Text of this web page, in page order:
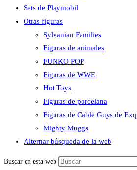
Sets de Playmobil
Otras figuras
Sylvanian Families
Figuras de animales
FUNKO POP
Figuras de WWE
Hot Toys
Figuras de porcelana
Figuras de Cable Guys de
Mighty Muggs
Alternar búsqueda de la web
Buscar en esta web